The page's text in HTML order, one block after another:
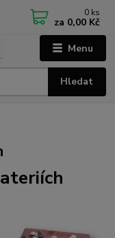
Menu
Hledat
0 ks
za 0,00 Kč